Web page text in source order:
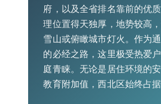
府，以及全省排名靠前的优
理位置得天独厚，地势较高
雪山或俯瞰城市灯火。作为
的必经之路，这里极受热爱
庭青睐。无论是居住环境的
教育附加值，西北区始终占